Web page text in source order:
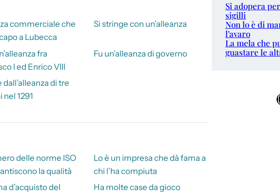
commerciale che
a Lubecca
Si stringe con un’alleanza
fra
I ed Enrico VIII
Fu un’alleanza di governo
dall’alleanza di tre
1291
delle norme ISO
la qualità
Lo è un impresa che dà fama a
chi l’ha compiuta
d’acquisto del
Ha molte case da gioco
Si adopera
sigilli
Non lo è di
l’avaro
La mela che
guastare le